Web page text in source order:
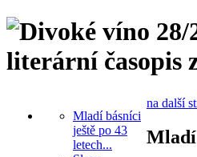
literární časopis
Mladí básníci
ještě po 43
letech...
na další
Mladí